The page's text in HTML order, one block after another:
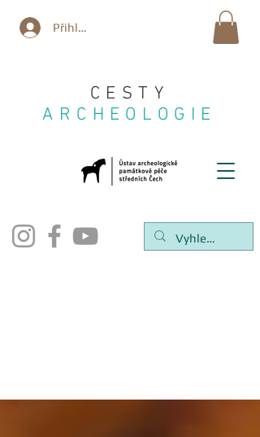
CESTY
ARCHEOLOGIE
Přihlásit se